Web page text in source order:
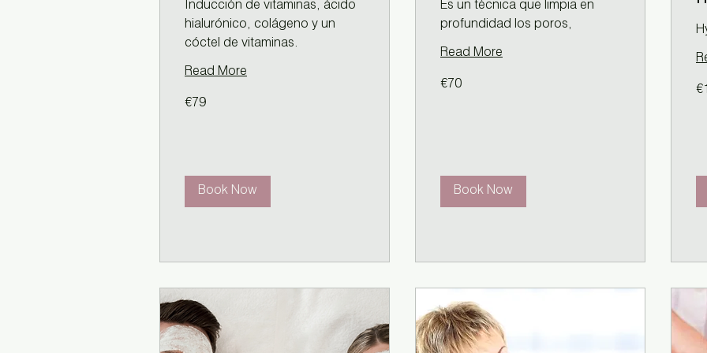
Inducción de vitaminas, ácido
hialurónico, colágeno y un
cóctel de vitaminas.
Read More
79
euros
€79
Book Now
Es un técnica que limpia en
profundidad los poros,
Read More
70
euros
€70
Book Now
120